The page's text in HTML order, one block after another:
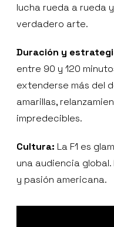
lucha rueda a rueda
verdadero arte.
Duración y
entre 90 y 120
extenderse más del
amarillas,
impredecibles.
Cultura: La F1 es
una audiencia global.
y pasión americana.